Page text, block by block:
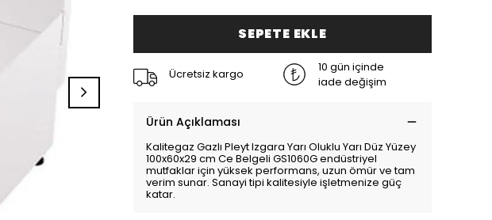
SEPETE EKLE
Ücretsiz kargo
10 gün içinde
iade değişim
Ürün Açıklaması
Kalitegaz Gazlı Pleyt Izgara Yarı Oluklu Yarı Düz Yüzey
100x60x29 cm Ce Belgeli GS1060G endüstriyel
mutfaklar için yüksek performans, uzun ömür ve tam
verim sunar. Sanayi tipi kalitesiyle işletmenize güç
katar.